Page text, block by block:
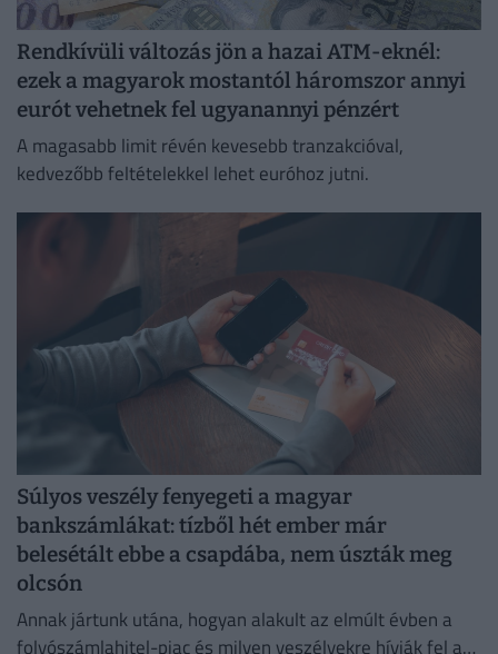
Rendkívüli változás jön a hazai ATM-eknél:
ezek a magyarok mostantól háromszor annyi
eurót vehetnek fel ugyanannyi pénzért
A magasabb limit révén kevesebb tranzakcióval,
kedvezőbb feltételekkel lehet euróhoz jutni.
Súlyos veszély fenyegeti a magyar
bankszámlákat: tízből hét ember már
belesétált ebbe a csapdába, nem úszták meg
olcsón
Annak jártunk utána, hogyan alakult az elmúlt évben a
folyószámlahitel-piac és milyen veszélyekre hívják fel a